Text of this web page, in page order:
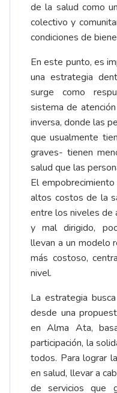
de la salud como
colectivo y
condiciones de
En este punto, es
una estrategia
surge como
sistema de
inversa, donde las
que usualmente
graves- tienen
salud que las
El
altos costos de la
entre los niveles de
y mal dirigido,
llevan a un modelo
más costoso,
nivel.
La estrategia
desde una
en Alma Ata,
participación, la
todos. Para lograr
en salud, llevar a
de servicios que